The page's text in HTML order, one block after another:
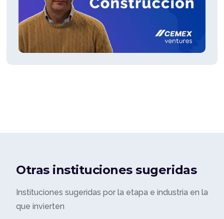
Otras instituciones sugeridas
Instituciones sugeridas por la etapa e industria en la
que invierten